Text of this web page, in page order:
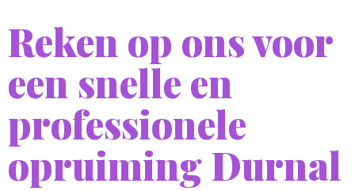
Reken op ons voor
een snelle en
professionele
opruiming Durnal